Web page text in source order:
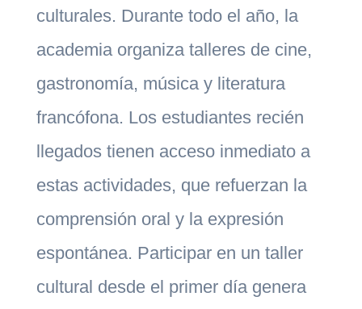
culturales. Durante todo el año, la
academia organiza talleres de cine,
gastronomía, música y literatura
francófona. Los estudiantes recién
llegados tienen acceso inmediato a
estas actividades, que refuerzan la
comprensión oral y la expresión
espontánea. Participar en un taller
cultural desde el primer día genera